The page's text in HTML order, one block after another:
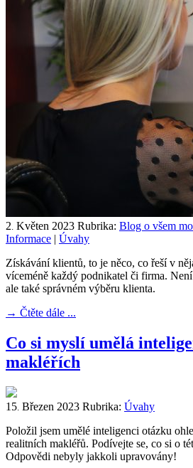
2 Květen 2023 Rubrika: Blog o všem
Informace | Úvahy
Získávání klientů, to je něco, co řeší v
víceméně každý podnikatel či firma.
ale také správném výběru klienta.
→ Čtěte dále ...
Co si myslí umělá
makléřích
15 Březen 2023 Rubrika: Úvahy
Položil jsem umělé inteligenci otázku
realitních makléřů. Podívejte se, co si o
Odpovědi nebyly jakkoli upravovány!